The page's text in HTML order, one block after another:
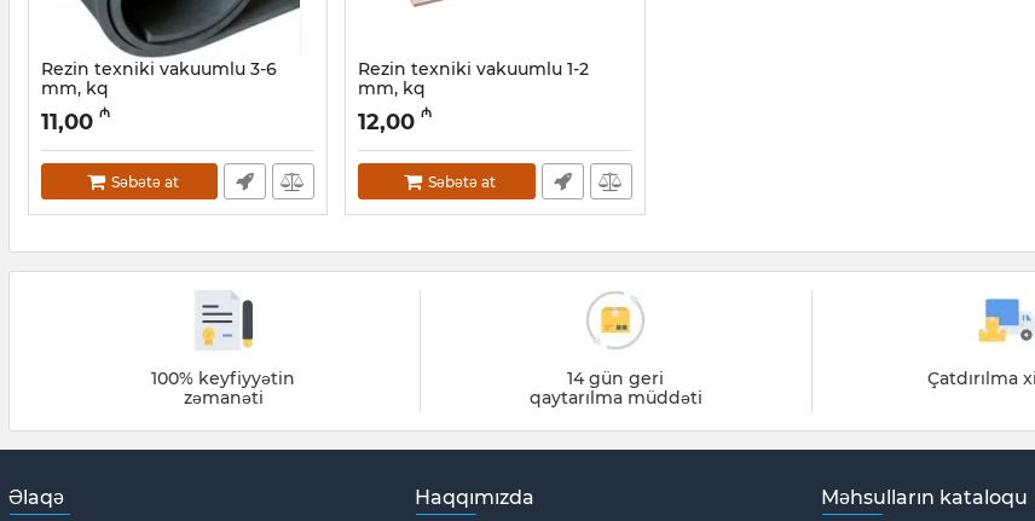
Rezin texniki vakuumlu 3-6
mm, kq
Artikul: 042001165
11,00 ₼
Səbətə at
Rezin texniki vakuumlu 1-2
mm, kq
Artikul: 042001164
12,00 ₼
Səbətə at
100% keyfiyyətin
zəmanəti
14 gün geri
qaytarılma müddəti
Çatdırılma
Əlaqə Haqqımızda Məhsulların kataloqu